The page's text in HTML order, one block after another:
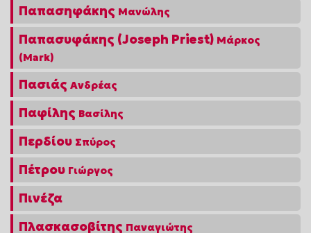
Παπασηφάκης Μανώλης
Παπασυφάκης (Joseph Priest) Μάρκος
(Mark)
Πασιάς Ανδρέας
Παφίλης Βασίλης
Περδίου Σπύρος
Πέτρου Γιώργος
Πινέζα
Πλασκασοβίτης Παναγιώτης